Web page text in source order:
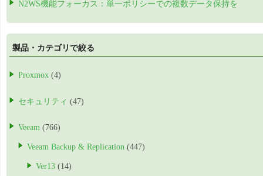
N2WS機能フォーカス：単一ポリシーでの複数データ保持を
製品・カテゴリで絞る
Proxmox (4)
セキュリティ (47)
Veeam (766)
Veeam Backup & Replication (447)
Ver13 (14)